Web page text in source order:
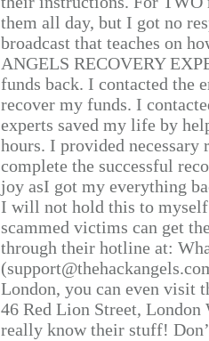
them all day, but I got no
broadcast that teaches on
ANGELS RECOVERY
funds back. I contacted the
recover my funds. I
experts saved my life by
hours. I provided
complete the successful
joy asI got my everything
I will not hold this to
scammed victims can get
through their hotline at:
London, you can even visit
46 Red Lion Street, London
really know their stuff!